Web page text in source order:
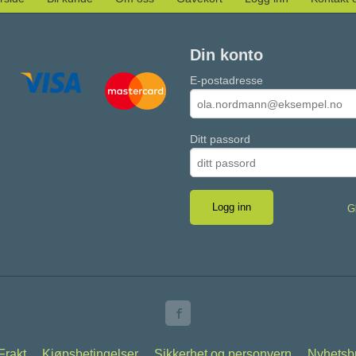
Din konto
E-postadresse
Ditt passord